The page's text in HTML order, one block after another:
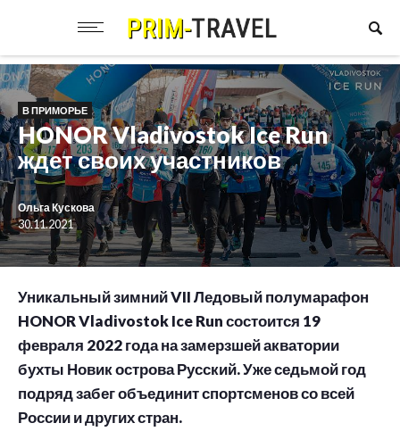
В ПРИМОРЬЕ
HONOR Vladivostok Ice Run
ждет своих участников
Ольга Кускова
30.11.2021
Уникальный зимний VII Ледовый полумарафон
HONOR Vladivostok Ice Run состоится 19
февраля 2022 года на замерзшей акватории
бухты Новик острова Русский. Уже седьмой год
подряд забег объединит спортсменов со всей
России и других стран.